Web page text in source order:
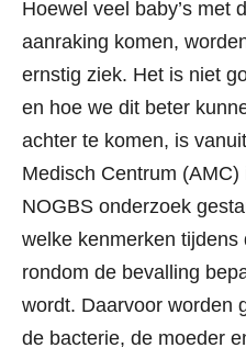
Hoewel veel baby’s met
aanraking komen,
ernstig ziek. Het is niet
en hoe we dit beter
achter te komen, is
Medisch Centrum
NOGBS onderzoek
welke kenmerken tijdens
rondom de bevalling
wordt. Daarvoor worden
de bacterie, de moeder